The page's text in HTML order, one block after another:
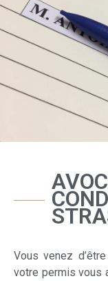
Vous venez
votre permis vous